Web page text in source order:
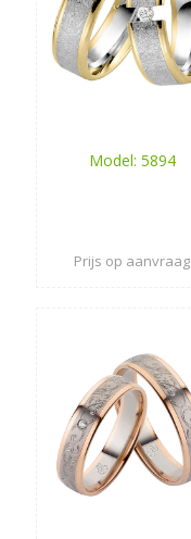
Model: 5894
Prijs op aanvraag